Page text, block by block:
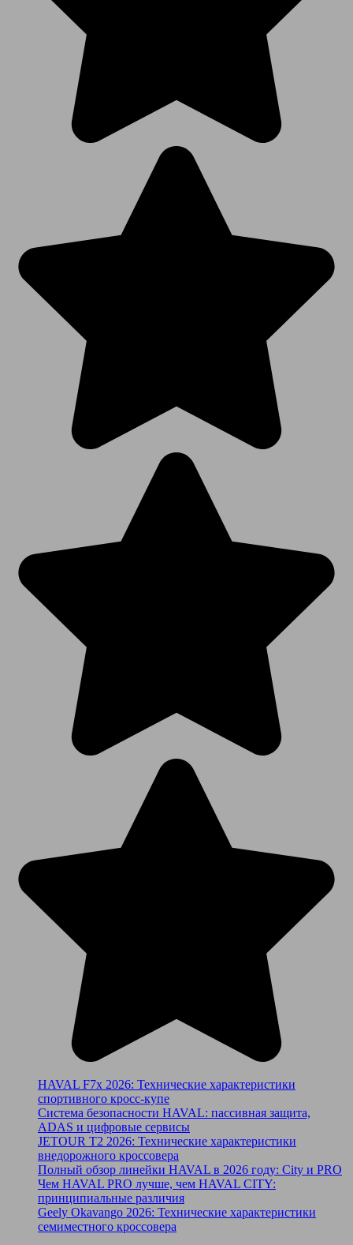
HAVAL F7x 2026: Технические характеристики
спортивного кросс-купе
Система безопасности HAVAL: пассивная защита,
ADAS и цифровые сервисы
JETOUR T2 2026: Технические характеристики
внедорожного кроссовера
Полный обзор линейки HAVAL в 2026 году: City и PRO
Чем HAVAL PRO лучше, чем HAVAL CITY:
принципиальные различия
Geely Okavango 2026: Технические характеристики
семиместного кроссовера